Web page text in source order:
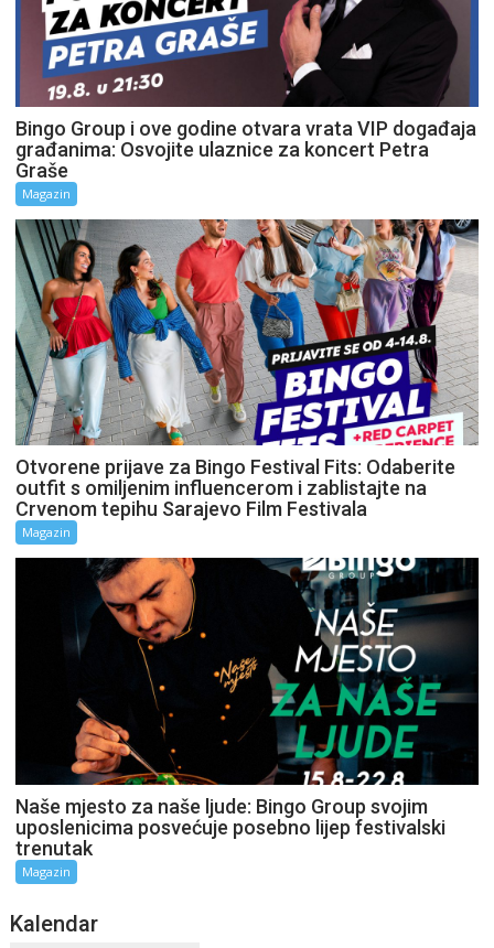
Bingo Group i ove godine otvara vrata VIP događaja
građanima: Osvojite ulaznice za koncert Petra
Graše
Magazin
Otvorene prijave za Bingo Festival Fits: Odaberite
outfit s omiljenim influencerom i zablistajte na
Crvenom tepihu Sarajevo Film Festivala
Magazin
Naše mjesto za naše ljude: Bingo Group svojim
uposlenicima posvećuje posebno lijep festivalski
trenutak
Magazin
Kalendar